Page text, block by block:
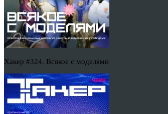
Хакер #324. Всякое с моделями